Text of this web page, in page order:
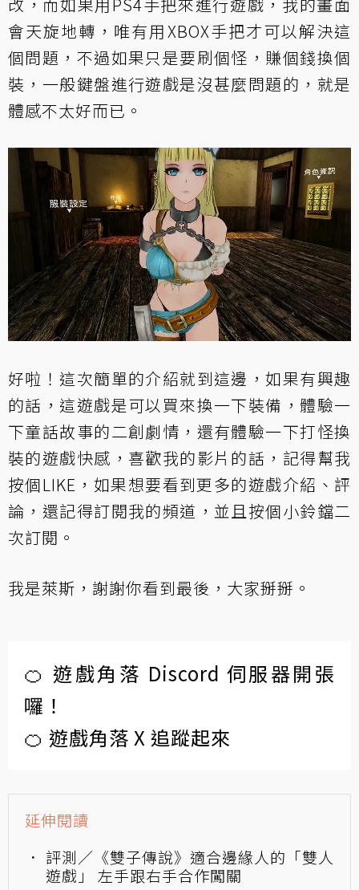
會天旋地轉，唯有用XBOX手把才可以解決這
個問題，不過如果只是要刷個怪，賺個錢換個
裝，一般鍵盤進行遊戲是沒甚麼問題的，就是
體感不太好而已。
好啦！這次簡單的介紹就到這邊，如果有興趣
的話，這遊戲是可以買來換一下裝備，體驗一
下童話故事的二創劇情，還有體驗一下打怪換
裝的遊戲快感，喜歡我的影片的話，記得幫我
按個LIKE，如果想要看到更多的遊戲介紹、評
論，還記得訂閱我的頻道 ，並且按個小鈴鐺二
次訂閱。
我是萊斯，謝謝你看到最後，大家掰掰。
🍊 遊戲角落 Discord 伺服器開張
囉！
🍊 遊戲角落 X 追蹤起來
延伸閱讀
評測／《雙子傳說》適合邊緣人的「雙人
遊戲」 左手跟右手合作闖關